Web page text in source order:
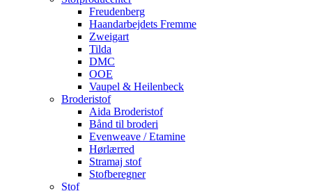
Freudenberg
Haandarbejdets Fremme
Zweigart
Tilda
DMC
OOE
Vaupel & Heilenbeck
Broderistof
Aida Broderistof
Bånd til broderi
Evenweave / Etamine
Hørlærred
Stramaj stof
Stofberegner
Stof